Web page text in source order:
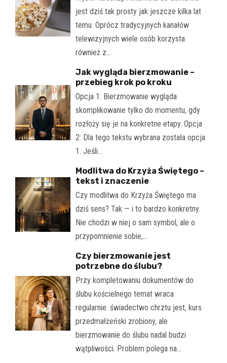
jest dziś tak prosty jak jeszcze kilka lat
temu. Oprócz tradycyjnych kanałów
telewizyjnych wiele osób korzysta
również z…
Jak wygląda bierzmowanie –
przebieg krok po kroku
Opcja 1: Bierzmowanie wygląda
skomplikowanie tylko do momentu, gdy
rozłoży się je na konkretne etapy. Opcja
2: Dla tego tekstu wybrana została opcja
1. Jeśli…
Modlitwa do Krzyża Świętego –
tekst i znaczenie
Czy modlitwa do Krzyża Świętego ma
dziś sens? Tak — i to bardzo konkretny.
Nie chodzi w niej o sam symbol, ale o
przypomnienie sobie,…
Czy bierzmowanie jest
potrzebne do ślubu?
Przy kompletowaniu dokumentów do
ślubu kościelnego temat wraca
regularnie: świadectwo chrztu jest, kurs
przedmałżeński zrobiony, ale
bierzmowanie do ślubu nadal budzi
wątpliwości. Problem polega na…